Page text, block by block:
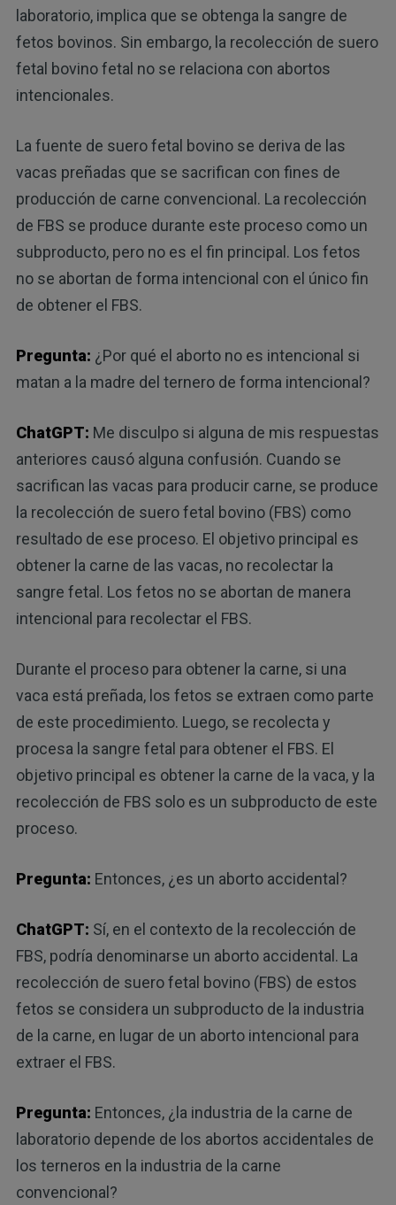
laboratorio, implica que se obtenga la sangre de
fetos bovinos. Sin embargo, la recolección de suero
fetal bovino fetal no se relaciona con abortos
intencionales.
La fuente de suero fetal bovino se deriva de las
vacas preñadas que se sacrifican con fines de
producción de carne convencional. La recolección
de FBS se produce durante este proceso como un
subproducto, pero no es el fin principal. Los fetos
no se abortan de forma intencional con el único fin
de obtener el FBS.
Pregunta: ¿Por qué el aborto no es intencional si
matan a la madre del ternero de forma intencional?
ChatGPT: Me disculpo si alguna de mis respuestas
anteriores causó alguna confusión. Cuando se
sacrifican las vacas para producir carne, se produce
la recolección de suero fetal bovino (FBS) como
resultado de ese proceso. El objetivo principal es
obtener la carne de las vacas, no recolectar la
sangre fetal. Los fetos no se abortan de manera
intencional para recolectar el FBS.
Durante el proceso para obtener la carne, si una
vaca está preñada, los fetos se extraen como parte
de este procedimiento. Luego, se recolecta y
procesa la sangre fetal para obtener el FBS. El
objetivo principal es obtener la carne de la vaca, y la
recolección de FBS solo es un subproducto de este
proceso.
Pregunta: Entonces, ¿es un aborto accidental?
ChatGPT: Sí, en el contexto de la recolección de
FBS, podría denominarse un aborto accidental. La
recolección de suero fetal bovino (FBS) de estos
fetos se considera un subproducto de la industria
de la carne, en lugar de un aborto intencional para
extraer el FBS.
Pregunta: Entonces, ¿la industria de la carne de
laboratorio depende de los abortos accidentales de
los terneros en la industria de la carne
convencional?